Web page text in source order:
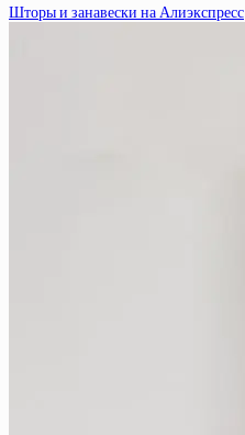
Шторы и занавески на Алиэкспресс